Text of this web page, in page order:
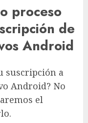
proceso
de
Android
suscripción a
Android? No
el